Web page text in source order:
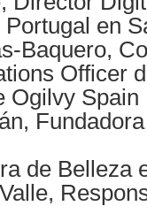
en
Baquero,
Officer
Ogilvy Spain
de Belleza